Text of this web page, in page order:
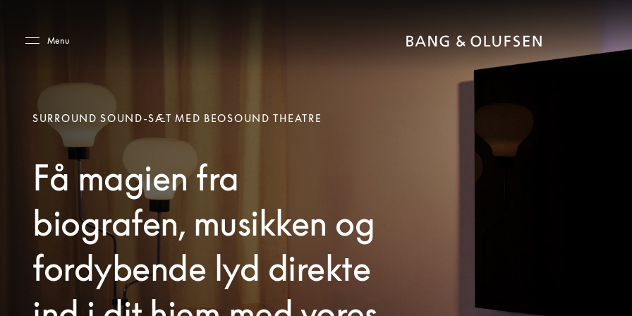
Menu
SURROUND SOUND-SÆT MED BEOSOUND THEATRE
Få magien fra
biografen, musikken og
fordybende lyd direkte